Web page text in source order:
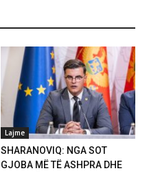
Lajme
SHARANOVIQ: NGA SOT
GJOBA MË TË ASHPRA DHE